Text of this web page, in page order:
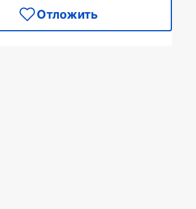
Отложить